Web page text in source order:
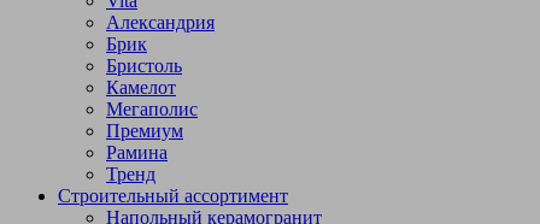
Александрия
Брик
Бристоль
Камелот
Мегаполис
Премиум
Рамина
Тренд
Строительный ассортимент
Напольный керамогранит